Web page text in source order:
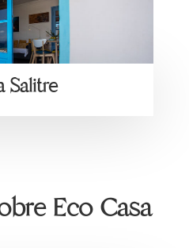
Salitre
Eco Casa